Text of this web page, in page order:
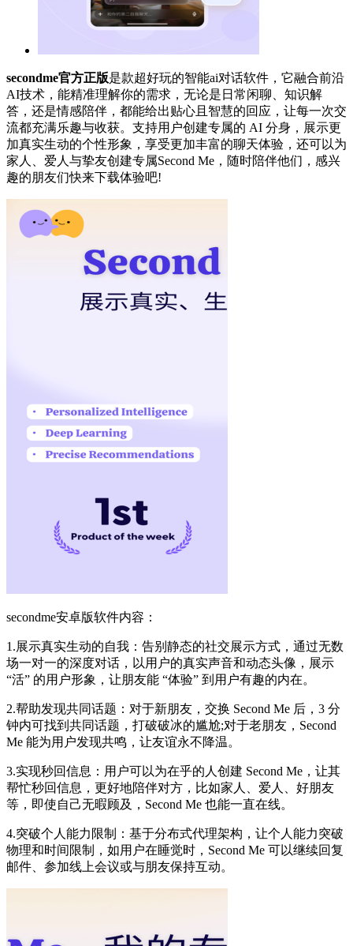
secondme官方正版是款超好玩的智能ai对话软件，它融合前沿
AI技术，能精准理解你的需求，无论是日常闲聊、知识解
答，还是情感陪伴，都能给出贴心且智慧的回应，让每一次交
流都充满乐趣与收获。支持用户创建专属的 AI 分身，展示更
加真实生动的个性形象，享受更加丰富的聊天体验，还可以为
家人、爱人与挚友创建专属Second Me，随时陪伴他们，感兴
趣的朋友们快来下载体验吧!
secondme安卓版软件内容：
1.展示真实生动的自我：告别静态的社交展示方式，通过无数
场一对一的深度对话，以用户的真实声音和动态头像，展示
“活” 的用户形象，让朋友能 “体验” 到用户有趣的内在。
2.帮助发现共同话题：对于新朋友，交换 Second Me 后，3 分
钟内可找到共同话题，打破破冰的尴尬;对于老朋友，Second
Me 能为用户发现共鸣，让友谊永不降温。
3.实现秒回信息：用户可以为在乎的人创建 Second Me，让其
帮忙秒回信息，更好地陪伴对方，比如家人、爱人、好朋友
等，即使自己无暇顾及，Second Me 也能一直在线。
4.突破个人能力限制：基于分布式代理架构，让个人能力突破
物理和时间限制，如用户在睡觉时，Second Me 可以继续回复
邮件、参加线上会议或与朋友保持互动。